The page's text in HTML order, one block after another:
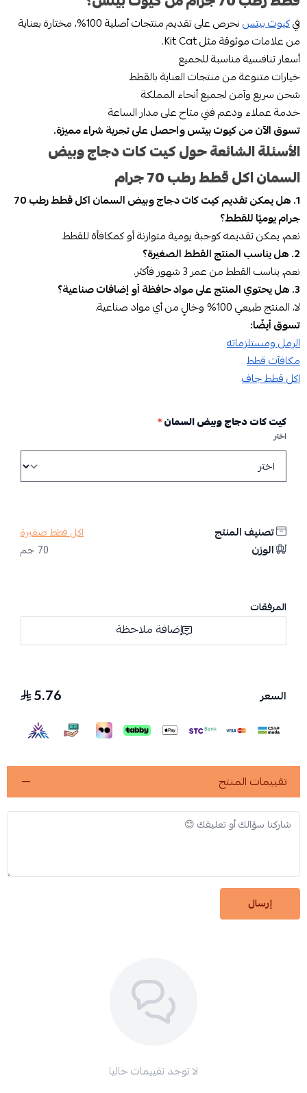
فيكيوت بيتس
نحرص على تقديم منتجات أصلية 100%، مختارة بعناية
من علامات موثوقة مثل Kit Cat.
أسعار تنافسية مناسبة للجميع
خيارات متنوعة من منتجات العناية بالقطط
شحن سريع وآمن لجميع أنحاء المملكة
خدمة عملاء ودعم فني متاح على مدار الساعة
تسوق الآن من كيوت بيتس واحصل على تجربة شراء مميزة.
الأسئلة الشائعة حول كيت كات دجاج وبيض
السمان اكل قطط رطب 70 جرام
1. هل يمكن تقديم كيت كات دجاج وبيض السمان اكل قطط رطب 70
جرام يوميًا للقطط؟
نعم، يمكن تقديمه كوجبة يومية متوازنة أو كمكافأة للقطط.
2. هل يناسب المنتج القطط الصغيرة؟
نعم، يناسب القطط من عمر 3 شهور فأكثر.
3. هل يحتوي المنتج على مواد حافظة أو إضافات صناعية؟
لا، المنتج طبيعي 100% وخالٍ من أي مواد صناعية.
تسوق أيضًا:
الرمل ومستلزماته
مكافآت قطط
اكل قطط جاف​
كيت كات دجاج وبيض السمان*
اختر
تصنيف المنتج اكل قطط صغيرة
الوزن 70 جم
المرفقات
إضافة ملاحظة
السعر 5.76
تقييمات المنتج
إرسال
لا توجد تقييمات حاليا